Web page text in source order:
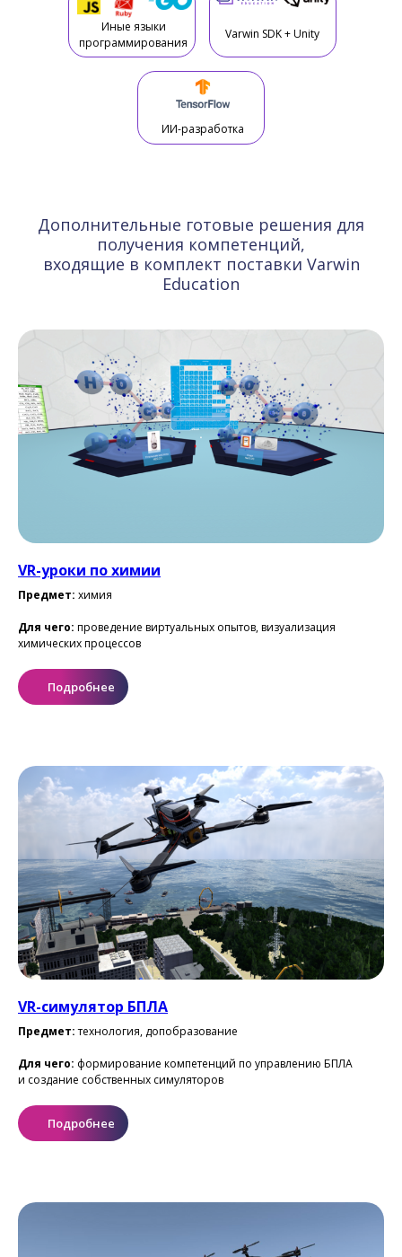
Varwin SDK + Unity
ИИ-разработка
Иные языки
программирования
Дополнительные готовые решения для
получения компетенций,
входящие в комплект поставки Varwin
Education
VR-уроки по химии
Предмет: химия
Для чего: проведение виртуальных опытов, визуализация
химических процессов
Подробнее
VR-симулятор БПЛА
Предмет:технология, допобразование
Для чего: формирование компетенций по управлению БПЛА
и создание собственных симуляторов
Подробнее